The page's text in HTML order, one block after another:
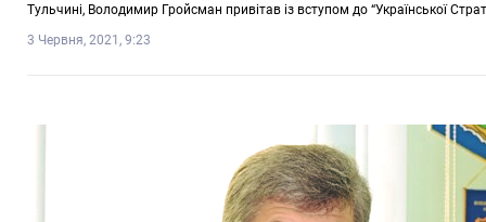
Тульчині, Володимир Гройсман привітав із вступом до “Української
3 Червня, 2021, 9:23